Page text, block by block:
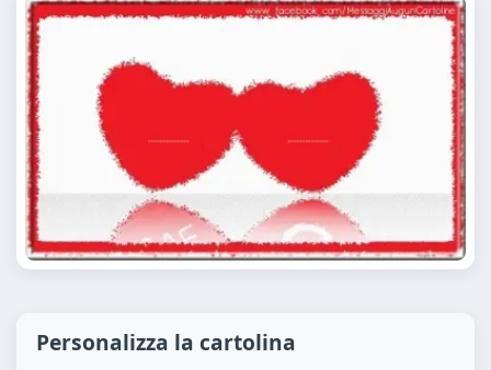
Personalizza la cartolina